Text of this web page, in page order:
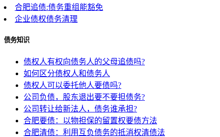
合肥追债:债务重组能豁免
企业债权债务清理
债务知识
债权人有权向债务人的父母追债吗?
如何区分债权人和债务人
债权人可以委托他人要债吗?
公司负债，股东退出要不要担债务?
公司转让给新法人，债务谁承担?
合肥要债：以物担保的留置权要债方法
合肥清债：利用互负债务的抵消权清债法